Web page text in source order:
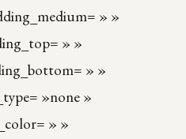
» »
» »
» »
»none »
» »